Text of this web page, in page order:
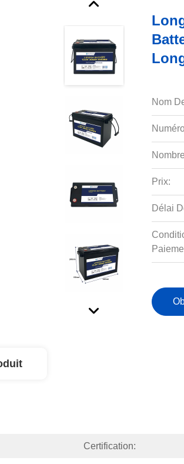
Nom
Prix:
Délai
Certification: